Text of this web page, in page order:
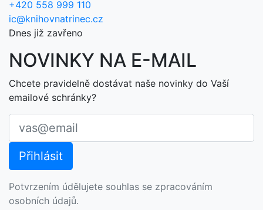
+420 558 999 110
ic@knihovnatrinec.cz
Dnes již zavřeno
NOVINKY NA E-MAIL
Chcete pravidelně dostávat naše novinky do Vaší
emailové schránky?
Potvrzením údělujete souhlas se zpracováním
osobních údajů.